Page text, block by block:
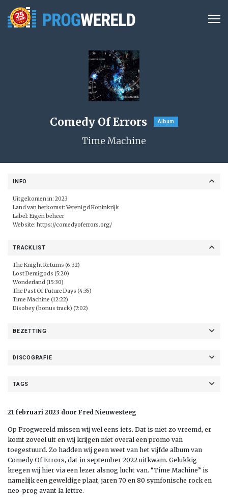
Comedy Of Errors Album
Time Machine
INFO
Uitgekomen in: 2023
Land van herkomst: Verenigd Koninkrijk
Label: Eigen beheer
Website: https://comedyoferrors.org/
TRACKLIST
The Knight Returns (6:32)
Lost Demigods (5:20)
Wonderland (15:30)
The Past Of Future Days (4:35)
Time Machine (12:22)
Disobey (bonus track) (7:02)
BEZETTING
DISCOGRAFIE
TAGS
21 februari 2023 door Fred Nieuwesteeg
Op Progwereld missen wij wel eens iets. Dat is niet zo vreemd, er
komt zoveel uit en wij krijgen niet overal een promo van
toegestuurd. Zo hadden wij geen weet van het vijfde album van
Comedy Of Errors, dat in september 2022 uitkwam. Gelukkig
kregen wij hier via een lezer alsnog lucht van. “Time Machine” is
namelijk een geweldige plaat, jaren 70 en 80 symfonische rock en
neo-prog avant la lettre.